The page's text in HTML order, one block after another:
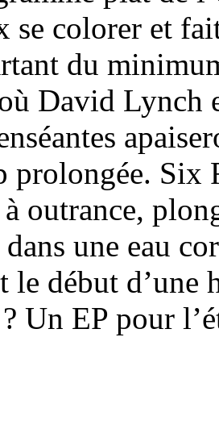
se colorer et
du
David Lynch
prolongée. Six
outrance,
une eau
le début
? Un EP pour